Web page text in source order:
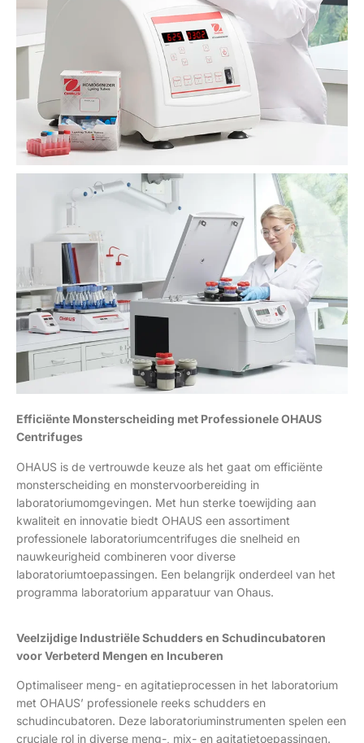
Efficiënte Monsterscheiding met Professionele OHAUS
Centrifuges
OHAUS is de vertrouwde keuze als het gaat om efficiënte
monsterscheiding en monstervoorbereiding in
laboratoriumomgevingen. Met hun sterke toewijding aan
kwaliteit en innovatie biedt OHAUS een assortiment
professionele laboratoriumcentrifuges die snelheid en
nauwkeurigheid combineren voor diverse
laboratoriumtoepassingen. Een belangrijk onderdeel van het
programma laboratorium apparatuur van Ohaus.
Veelzijdige Industriële Schudders en Schudincubatoren
voor Verbeterd Mengen en Incuberen
Optimaliseer meng- en agitatieprocessen in het laboratorium
met OHAUS’ professionele reeks schudders en
schudincubatoren. Deze laboratoriuminstrumenten spelen een
cruciale rol in diverse meng-, mix- en agitatietoepassingen.